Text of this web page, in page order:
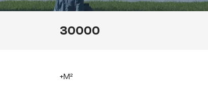
30000
+M²